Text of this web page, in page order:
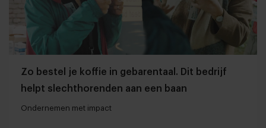
Zo bestel je koffie in gebarentaal. Dit bedrijf
helpt slechthorenden aan een baan
Ondernemen met impact